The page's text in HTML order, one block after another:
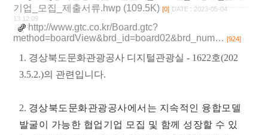
기업_모집_제출서류.hwp (109.5K) [0] DATE : 2023-05-04
13:12:09
http://www.gtc.co.kr/Board.gtc?
method=boardView&brd_id=board02&brd_num… [924]
1. 경상북도문화관광공사 디지털관광실 - 1622호(202
3.5.2.)의 관련입니다.
2. 경상북도문화관광공사에서는 지속적인 융합모델
발굴이 가능한 협업기업 모집 및 함께 성장할 수 있